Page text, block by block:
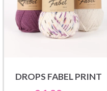
DROPS FABEL PRINT